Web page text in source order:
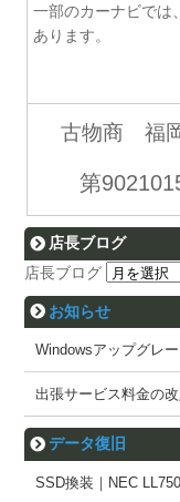
一部のカーナビでは
あります。
古物商 福岡
第
店長ブログ
店長ブログ
お知らせ
Windowsアップグレ
出張サービス料金の
データ復旧
SSD換装｜NEC